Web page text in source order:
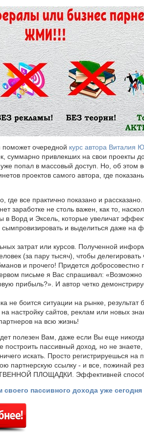
очередной курс автора Виталия
суммарно привлекших на свои проекты
попал в массовый доступ. Но, об этом
проектов самого автора, где
где все практично показано и
заработке не столь важен, как то,
в Ворд и Эксель, которые увеличат
и выделиться даже на
затрат или курсов. Полученной
(за пару тысяч), чтобы
и прочего! Придется
письме я Вас спрашивал: «Возможно
прибыль?». И автор четко
не боится ситуации на рынке,
настройку сайтов, реклам или новых
на всю жизнь!
полезен Вам, даже если Вы еще
построить пассивный доход, но не
искать. Просто регистрируешься
партнерскую ссылку - и все, пожинай
ПЛОЩАДКИ. Эффективней
пассивного дохода уже